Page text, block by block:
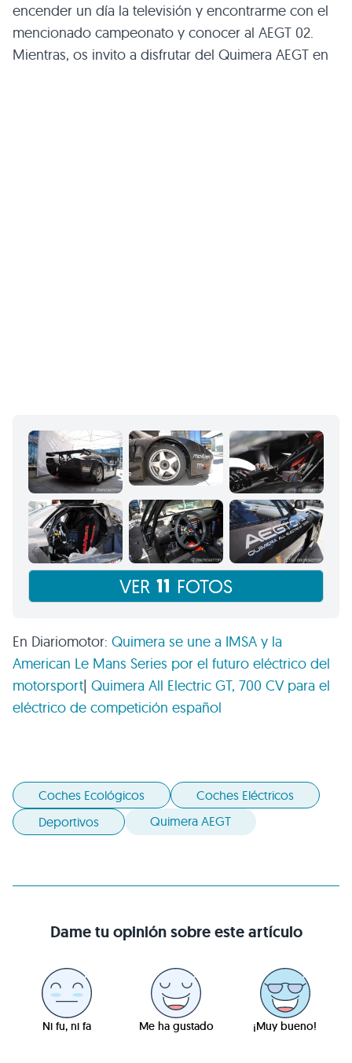
encender un día la televisión y encontrarme con el
mencionado campeonato y conocer al AEGT 02.
Mientras, os invito a disfrutar del Quimera AEGT en
VER 11 FOTOS
En Diariomotor: Quimera se une a IMSA y la
American Le Mans Series por el futuro eléctrico del
motorsport| Quimera All Electric GT, 700 CV para el
eléctrico de competición español
Coches Ecológicos
Coches Eléctricos
Deportivos
Quimera AEGT
Dame tu opinión sobre este artículo
Ni fu, ni fa Me ha gustado ¡Muy bueno!